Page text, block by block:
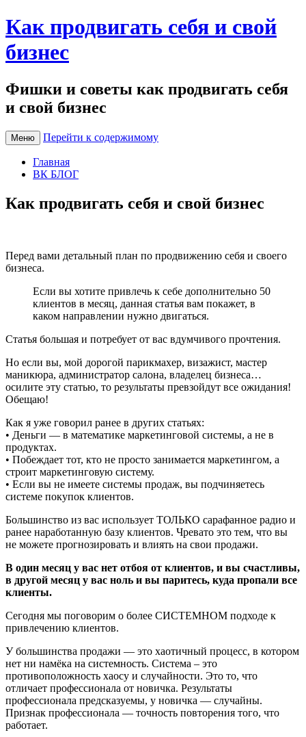
Как продвигать себя и свой
бизнес
Фишки и советы как продвигать себя
и свой бизнес
Меню Перейти к содержимому
Главная
ВК БЛОГ
Как продвигать себя и свой бизнес
Перед вами детальный план по продвижению себя и своего
бизнеса.
Если вы хотите привлечь к себе дополнительно 50
клиентов в месяц, данная статья вам покажет, в
каком направлении нужно двигаться.
Статья большая и потребует от вас вдумчивого прочтения.
Но если вы, мой дорогой парикмахер, визажист, мастер
маникюра, администратор салона, владелец бизнеса…
осилите эту статью, то результаты превзойдут все ожидания!
Обещаю!
Как я уже говорил ранее в других статьях:
• Деньги — в математике маркетинговой системы, а не в
продуктах.
• Побеждает тот, кто не просто занимается маркетингом, а
строит маркетинговую систему.
• Если вы не имеете системы продаж, вы подчиняетесь
системе покупок клиентов.
Большинство из вас использует ТОЛЬКО сарафанное радио и
ранее наработанную базу клиентов. Чревато это тем, что вы
не можете прогнозировать и влиять на свои продажи.
В один месяц у вас нет отбоя от клиентов, и вы счастливы,
в другой месяц у вас ноль и вы паритесь, куда пропали все
клиенты.
Сегодня мы поговорим о более СИСТЕМНОМ подходе к
привлечению клиентов.
У большинства продажи — это хаотичный процесс, в котором
нет ни намёка на системность. Система – это
противоположность хаосу и случайности. Это то, что
отличает профессионала от новичка. Результаты
профессионала предсказуемы, у новичка — случайны.
Признак профессионала — точность повторения того, что
работает.